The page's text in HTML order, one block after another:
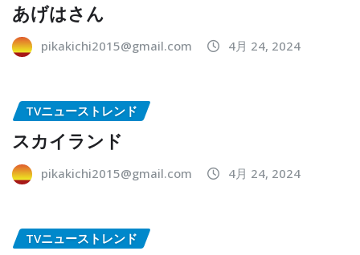
あげはさん
pikakichi2015@gmail.com 4月 24, 2024
TVニューストレンド
スカイランド
pikakichi2015@gmail.com 4月 24, 2024
TVニューストレンド